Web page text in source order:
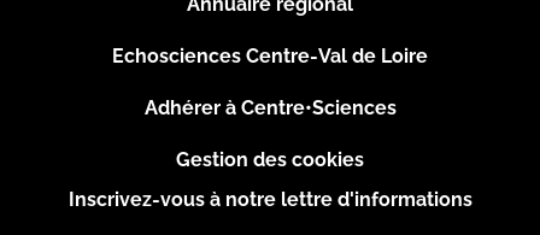
page
Echosciences Centre-Val de Loire
Adhérer à Centre•Sciences
Gestion des cookies
Inscrivez-vous à notre lettre d'informations